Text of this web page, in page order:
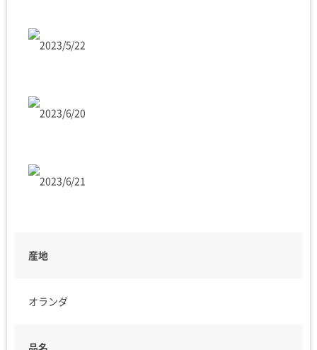
2023/5/22
2023/6/20
2023/6/21
産地
オランダ